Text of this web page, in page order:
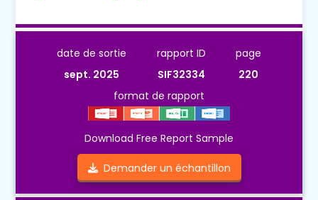
date de sortie
sept. 2025
rapport ID
SIF32334
page
220
format de rapport
Download Free Report Sample
Demander un échantillon